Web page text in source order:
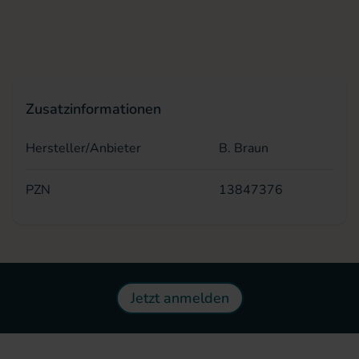
Zusatzinformationen
Hersteller/Anbieter B. Braun
PZN 13847376
Jetzt anmelden